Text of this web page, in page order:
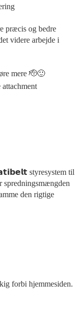
præcis og bedre
videre arbejde i
mere 🫡🙂
styresystem til
spredningsmængden
den rigtige
forbi hjemmesiden.